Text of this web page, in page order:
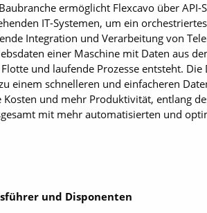
ermöglicht Flexcavo über
IT-Systemen, um ein
Integration und Verarbeitung von
einer Maschine mit Daten aus
und laufende Prozesse entsteht.
einem schnelleren und einfacheren
und mehr Produktivität, entlang
mit mehr automatisierten und
und Disponenten